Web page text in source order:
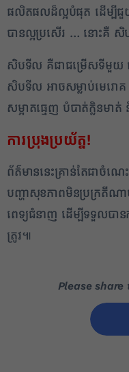
ផលិតផលដ៏ល្អបំផុត ដើម្បីជួយ
បានល្អប្រសើរ … នោះគឺ
សិបទីល គឺជាជម្រើសទីមួយ
សិបទីល អាចសម្លាប់មេរោ
សម្អាតធ្មេញ បំបាត់ក្លិនមាត់
ការប្រុងប្រយ័ត្ន!
ព័ត៌មាននេះគ្រាន់តែជាចំណ
បញ្ហាសុខភាពមិនប្រក្រតីណ
ពេទ្យជំនាញ ដើម្បីទទួលបាន
ត្រូវ៕
Please